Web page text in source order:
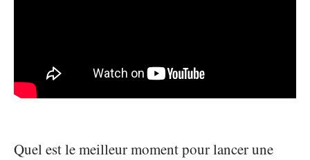
Quel est le meilleur moment pour lancer une